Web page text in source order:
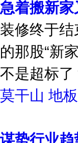
急着搬新
装修终于
的那股“新
不是超标
莫干山
地板